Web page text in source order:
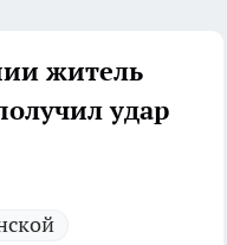
житель
удар